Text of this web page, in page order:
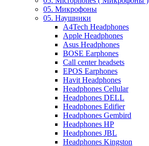
05. Микрофоны
05. Наушники
A4Tech Headphones
Apple Headphones
Asus Headphones
BOSE Earphones
Call center headsets
EPOS Earphones
Havit Headphones
Headphones Cellular
Headphones DELL
Headphones Edifier
Headphones Gembird
Headphones HP
Headphones JBL
Headphones Kingston